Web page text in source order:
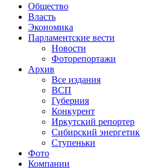
Общество
Власть
Экономика
Парламентские вести
Новости
Фоторепортажи
Архив
Все издания
ВСП
Губерния
Конкурент
Иркутский репортер
Сибирский энергетик
Ступеньки
Фото
Компании